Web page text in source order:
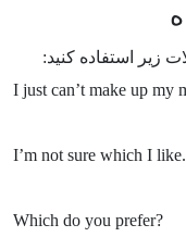
زیر استفاده کنید:
I just can’t make up my
I’m not sure which I like.
Which do you prefer?